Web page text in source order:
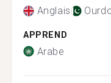
Anglais
APPREND
Arabe